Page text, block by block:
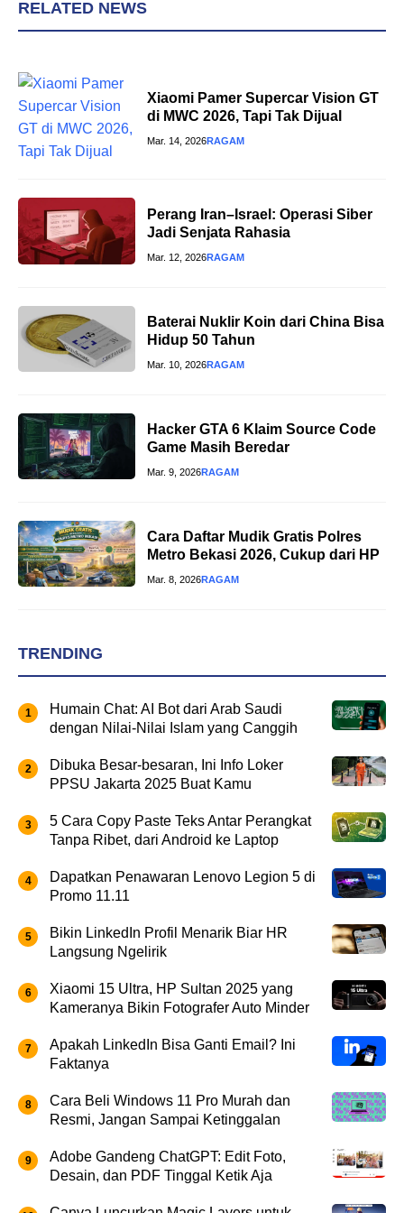
RELATED NEWS
Xiaomi Pamer Supercar Vision GT
di MWC 2026, Tapi Tak Dijual
Mar. 14, 2026RAGAM
Perang Iran–Israel: Operasi Siber
Jadi Senjata Rahasia
Mar. 12, 2026RAGAM
Baterai Nuklir Koin dari China Bisa
Hidup 50 Tahun
Mar. 10, 2026RAGAM
Hacker GTA 6 Klaim Source Code
Game Masih Beredar
Mar. 9, 2026RAGAM
Cara Daftar Mudik Gratis Polres
Metro Bekasi 2026, Cukup dari HP
Mar. 8, 2026RAGAM
TRENDING
Humain Chat: AI Bot dari Arab Saudi
dengan Nilai-Nilai Islam yang Canggih
Dibuka Besar-besaran, Ini Info Loker
PPSU Jakarta 2025 Buat Kamu
5 Cara Copy Paste Teks Antar Perangkat
Tanpa Ribet, dari Android ke Laptop
Dapatkan Penawaran Lenovo Legion 5 di
Promo 11.11
Bikin LinkedIn Profil Menarik Biar HR
Langsung Ngelirik
Xiaomi 15 Ultra, HP Sultan 2025 yang
Kameranya Bikin Fotografer Auto Minder
Apakah LinkedIn Bisa Ganti Email? Ini
Faktanya
Cara Beli Windows 11 Pro Murah dan
Resmi, Jangan Sampai Ketinggalan
Adobe Gandeng ChatGPT: Edit Foto,
Desain, dan PDF Tinggal Ketik Aja